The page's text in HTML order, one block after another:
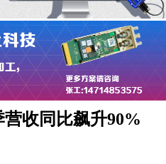
收同比飙升90%